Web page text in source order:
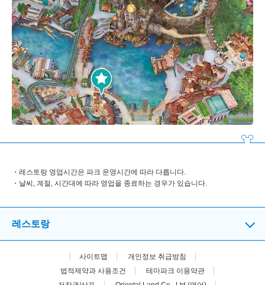
레스토랑 영업시간은 파크 운영시간에 따라 다릅니다.
날씨, 계절, 시간대에 따라 영업을 종료하는 경우가 있습니다.
레스토랑
사이트맵
개인정보 취급방침
법적제약과 사용조건
테마파크 이용약관